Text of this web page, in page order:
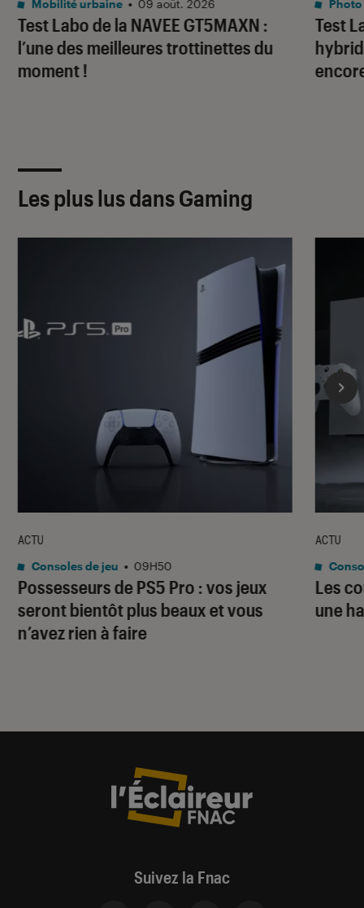
Test Labo de la NAVEE GT5MAXN :
l’une des meilleures trottinettes du
moment !
Mobilité urbaine • 09 août. 2026
Test
Photo
Les plus lus dans Gaming
Possesseurs de PS5 Pro : vos jeux
seront bientôt plus beaux et vous
n’avez rien à faire
ACTU
Consoles de jeu • 09H50
Les
une
ACTU
Suivez la Fnac